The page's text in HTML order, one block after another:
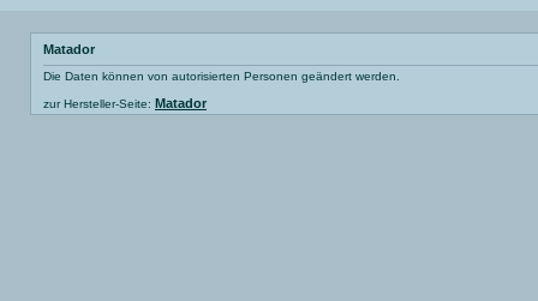
Matador
Die Daten können von autorisierten Personen geändert werden.
zur Hersteller-Seite: Matador